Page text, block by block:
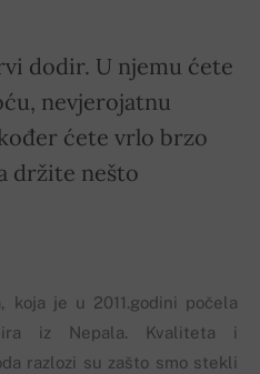
dodir. U njemu ćete
nevjerojatnu
ćete vrlo brzo
držite nešto
koja je u 2011.godini počela
iz Nepala. Kvaliteta i
razlozi su zašto smo stekli